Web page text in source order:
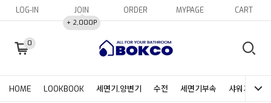
LOG-IN JOIN
+ 2,000P
ORDER MYPAGE CART
0
HOME LOOKBOOK 세면기,양변기 수전 세면기부속 샤워기헤드